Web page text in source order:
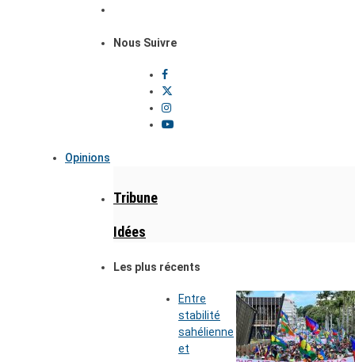
Nous Suivre
Opinions
Tribune
Idées
Les plus récents
Entre
stabilité
sahélienne
et